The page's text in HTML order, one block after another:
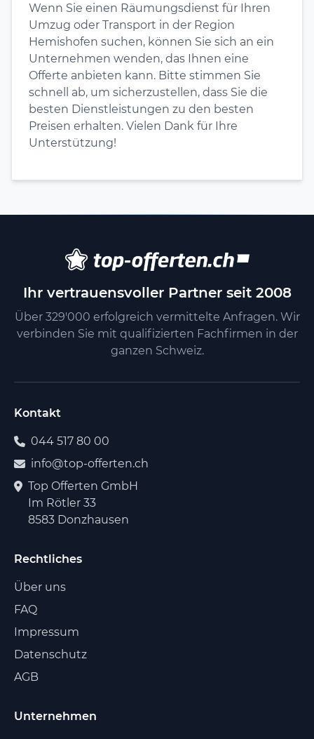
Wenn Sie einen Räumungsdienst für Ihren
Umzug oder Transport in der Region
Hemishofen suchen, können Sie sich an ein
Unternehmen wenden, das Ihnen eine
Offerte anbieten kann. Bitte stimmen Sie
schnell ab, um sicherzustellen, dass Sie die
besten Dienstleistungen zu den besten
Preisen erhalten. Vielen Dank für Ihre
Unterstützung!
Ihr vertrauensvoller Partner seit 2008
Über 329'000 erfolgreich vermittelte Anfragen. Wir
verbinden Sie mit qualifizierten Fachfirmen in der
ganzen Schweiz.
Kontakt
044 517 80 00
info@top-offerten.ch
Top Offerten GmbH
Im Rötler 33
8583 Donzhausen
Rechtliches
Über uns
FAQ
Impressum
Datenschutz
AGB
Unternehmen